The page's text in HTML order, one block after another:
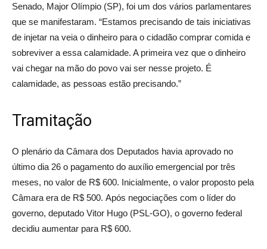
Senado, Major Olímpio (SP), foi um dos vários parlamentares
que se manifestaram. “Estamos precisando de tais iniciativas
de injetar na veia o dinheiro para o cidadão comprar comida e
sobreviver a essa calamidade. A primeira vez que o dinheiro
vai chegar na mão do povo vai ser nesse projeto. É
calamidade, as pessoas estão precisando.”
Tramitação
O plenário da Câmara dos Deputados havia aprovado no
último dia 26 o pagamento do auxílio emergencial por três
meses, no valor de R$ 600. Inicialmente, o valor proposto pela
Câmara era de R$ 500. Após negociações com o líder do
governo, deputado Vitor Hugo (PSL-GO), o governo federal
decidiu aumentar para R$ 600.